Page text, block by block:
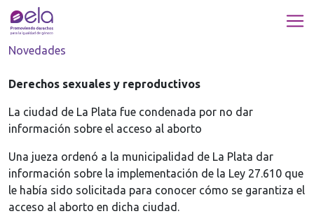
Novedades
Derechos sexuales y reproductivos
La ciudad de La Plata fue condenada por no dar
información sobre el acceso al aborto
Una jueza ordenó a la municipalidad de La Plata dar
información sobre la implementación de la Ley 27.610 que
le había sido solicitada para conocer cómo se garantiza el
acceso al aborto en dicha ciudad.